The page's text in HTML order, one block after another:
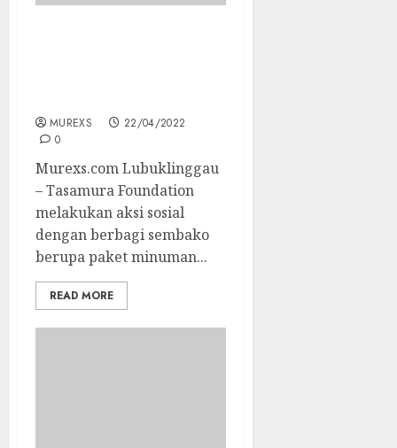
MUREXS
22/04/2022
0
Murexs.com Lubuklinggau
– Tasamura Foundation
melakukan aksi sosial
dengan berbagi sembako
berupa paket minuman...
READ MORE